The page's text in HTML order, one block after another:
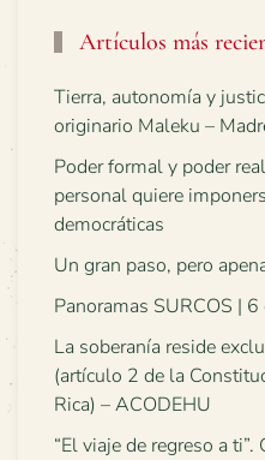
Artículos más
Tierra, autonomía y
originario Maleku –
Poder formal y poder
personal quiere
democráticas
Un gran paso, pero
Panoramas SURCOS |
La soberanía reside
(artículo 2 de la
Rica) – ACODEHU
“El viaje de regreso a